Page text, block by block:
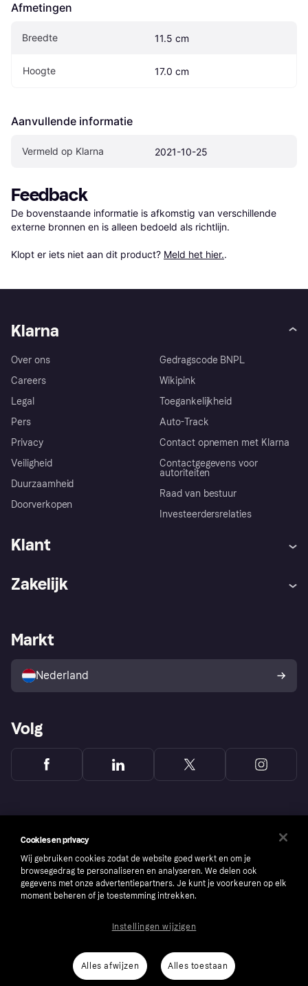
Afmetingen
Breedte 11.5 cm
Hoogte 17.0 cm
Aanvullende informatie
Vermeld op Klarna 2021-10-25
Feedback
De bovenstaande informatie is afkomstig van verschillende
externe bronnen en is alleen bedoeld als richtlijn.
Klopt er iets niet aan dit product? Meld het hier..
Klarna
Over ons
Careers
Legal
Pers
Privacy
Veiligheid
Duurzaamheid
Doorverkopen
Gedragscode BNPL
Wikipink
Toegankelijkheid
Auto-Track
Contact opnemen met Klarna
Contactgegevens voor
autoriteiten
Raad van bestuur
Investeerdersrelaties
Klant
Winkeloverzicht
Kopersbescherming voor
consumenten
Zakelijk
Zakelijke login
Markt
Nederland
Volg
number: 556737-0431
Cookies Klarna.com
Cookies en privacy
Wij gebruiken cookies zodat de website goed werkt en om je
browsegedrag te personaliseren en analyseren. We delen ook
gegevens met onze advertentiepartners. Je kunt je voorkeuren op elk
moment beheren of je toestemming intrekken.
Alles afwijzen Alles toestaan
Instellingen wijzigen